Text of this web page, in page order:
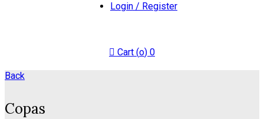
Login / Register
Cart (o) 0
Back
Copas